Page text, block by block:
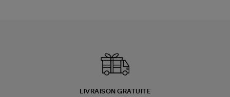
LIVRAISON GRATUITE